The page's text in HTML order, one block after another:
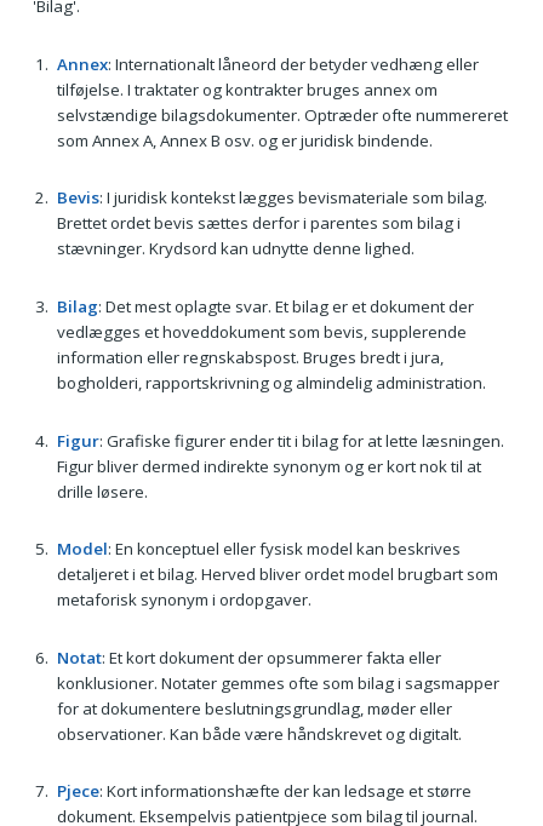
'Bilag'.
Annex: Internationalt låneord der betyder vedhæng eller
tilføjelse. I traktater og kontrakter bruges annex om
selvstændige bilagsdokumenter. Optræder ofte nummereret
som Annex A, Annex B osv. og er juridisk bindende.
Bevis: I juridisk kontekst lægges bevismateriale som bilag.
Brettet ordet bevis sættes derfor i parentes som bilag i
stævninger. Krydsord kan udnytte denne lighed.
Bilag: Det mest oplagte svar. Et bilag er et dokument der
vedlægges et hoveddokument som bevis, supplerende
information eller regnskabspost. Bruges bredt i jura,
bogholderi, rapportskrivning og almindelig administration.
Figur: Grafiske figurer ender tit i bilag for at lette læsningen.
Figur bliver dermed indirekte synonym og er kort nok til at
drille løsere.
Model: En konceptuel eller fysisk model kan beskrives
detaljeret i et bilag. Herved bliver ordet model brugbart som
metaforisk synonym i ordopgaver.
Notat: Et kort dokument der opsummerer fakta eller
konklusioner. Notater gemmes ofte som bilag i sagsmapper
for at dokumentere beslutningsgrundlag, møder eller
observationer. Kan både være håndskrevet og digitalt.
Pjece: Kort informationshæfte der kan ledsage et større
dokument. Eksempelvis patientpjece som bilag til journal.